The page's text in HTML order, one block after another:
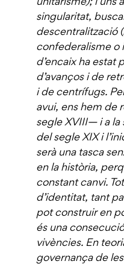
singularitat,
descentralització
confederalisme o
d’encaix ha estat
d’avanços i de
i de centrífugs.
avui, ens hem de
segle XVIII— i a
del segle XIX i
serà una tasca
en la història,
constant canvi.
d’identitat, tant
pot construir en
és una
vivències. En
governança de